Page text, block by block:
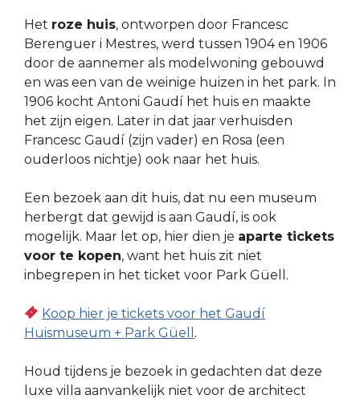
Het roze huis, ontworpen door Francesc
Berenguer i Mestres, werd tussen 1904 en 1906
door de aannemer als modelwoning gebouwd
en was een van de weinige huizen in het park. In
1906 kocht Antoni Gaudí het huis en maakte
het zijn eigen. Later in dat jaar verhuisden
Francesc Gaudí (zijn vader) en Rosa (een
ouderloos nichtje) ook naar het huis.
Een bezoek aan dit huis, dat nu een museum
herbergt dat gewijd is aan Gaudí, is ook
mogelijk. Maar let op, hier dien je aparte tickets
voor te kopen, want het huis zit niet
inbegrepen in het ticket voor Park Güell.
Koop hier je tickets voor het Gaudí
Huismuseum + Park Güell .
Houd tijdens je bezoek in gedachten dat deze
luxe villa aanvankelijk niet voor de architect